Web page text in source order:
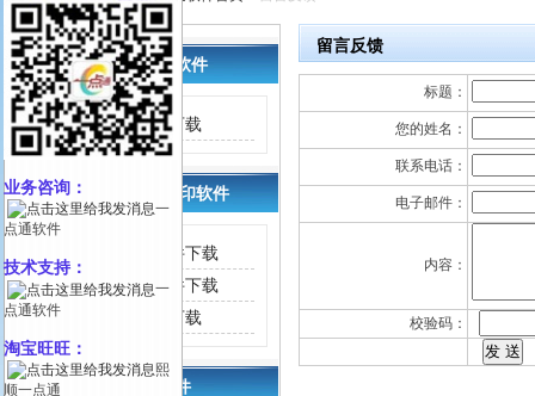
出纳票据打印软件
支票打印软件下载
快递单/信封打印软件
报价单管理软件下载
快递单打印软件下载
信封打印软件下载
送货单打印软件
留言反馈
标题：
您的姓名：
联系电话：
电子邮件：
内容：
校验码：
业务咨询：
一
点通软件
技术支持：
一
点通软件
淘宝旺旺：
熙
顺一点通